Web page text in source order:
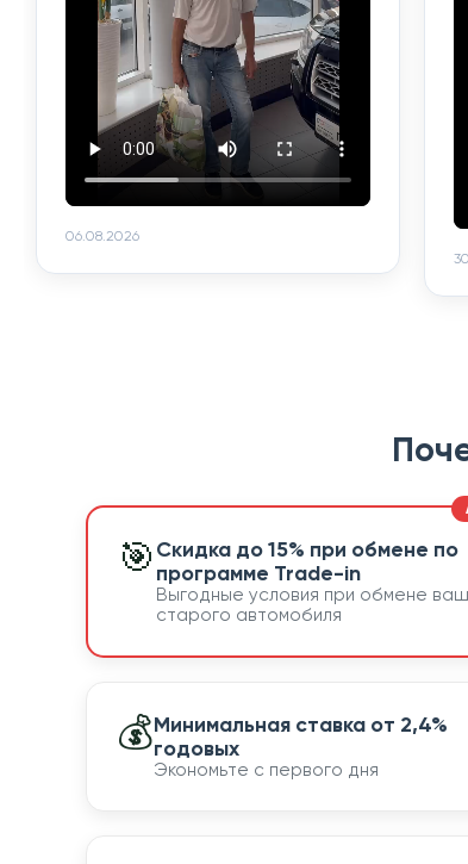
06.08.2026
🎯 Скидка до 15% при обмене по
программе Trade-in
Выгодные условия при обмене
старого автомобиля
💰Минимальная ставка от 2,4%
годовых
Экономьте с первого дня